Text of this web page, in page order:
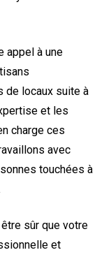
appel à une
de locaux suite à
et les
charge ces
avec
touchées à
sûr que votre
et